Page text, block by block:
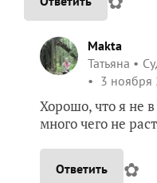
Makta
Татьяна
3 ноября
Хорошо, что я не
много чего не
Ответить ✿